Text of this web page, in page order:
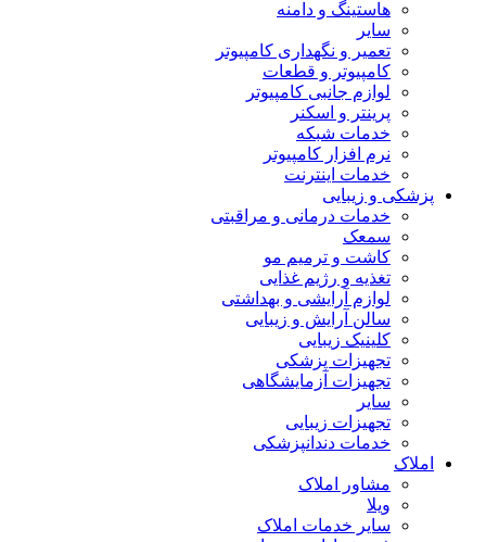
هاستینگ و دامنه
سایر
تعمیر و نگهداری کامپیوتر
کامپیوتر و قطعات
لوازم جانبی کامپیوتر
پرینتر و اسکنر
خدمات شبکه
نرم افزار کامپیوتر
خدمات اینترنت
پزشکی و زیبایی
خدمات درمانی و مراقبتی
سمعک
کاشت و ترمیم مو
تغذیه و رژیم غذایی
لوازم آرایشی و بهداشتی
سالن آرایش و زیبایی
کلینیک زیبایی
تجهیزات پزشکی
تجهیزات آزمایشگاهی
سایر
تجهیزات زیبایی
خدمات دندانپزشکی
املاک
مشاور املاک
ویلا
سایر خدمات املاک